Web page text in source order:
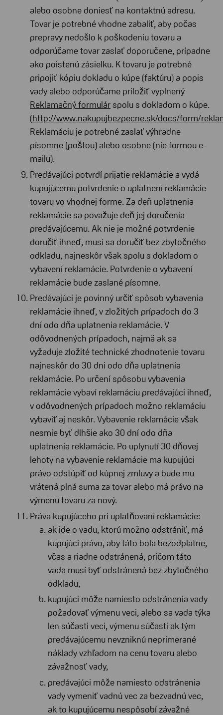
alebo osobne doniesť na kontaktnú adresu.
Tovar je potrebné vhodne zabaliť, aby počas
prepravy nedošlo k poškodeniu tovaru a
odporúčame tovar zaslať doporučene, prípadne
ako poistenú zásielku. K tovaru je potrebné
pripojiť kópiu dokladu o kúpe (faktúru) a popis
vady alebo odporúčame priložiť vyplnený
Reklamačný formulár spolu s dokladom o kúpe.
(http://www.nakupujbezpecne.sk/docs/form/
Reklamáciu je potrebné zaslať výhradne
písomne (poštou) alebo osobne (nie formou e-
mailu).
Predávajúci potvrdí prijatie reklamácie a vydá
kupujúcemu potvrdenie o uplatnení reklamácie
tovaru vo vhodnej forme. Za deň uplatnenia
reklamácie sa považuje deň jej doručenia
predávajúcemu. Ak nie je možné potvrdenie
doručiť ihneď, musí sa doručiť bez zbytočného
odkladu, najneskôr však spolu s dokladom o
vybavení reklamácie. Potvrdenie o vybavení
reklamácie bude zaslané písomne.
Predávajúci je povinný určiť spôsob vybavenia
reklamácie ihneď, v zložitých prípadoch do 3
dní odo dňa uplatnenia reklamácie. V
odôvodnených prípadoch, najmä ak sa
vyžaduje zložité technické zhodnotenie tovaru
najneskôr do 30 dni odo dňa uplatnenia
reklamácie. Po určení spôsobu vybavenia
reklamácie vybaví reklamáciu predávajúci ihneď,
v odôvodnených prípadoch možno reklamáciu
vybaviť aj neskôr. Vybavenie reklamácie však
nesmie byť dlhšie ako 30 dní odo dňa
uplatnenia reklamácie. Po uplynutí 30 dňovej
lehoty na vybavenie reklamácie ma kupujúci
právo odstúpiť od kúpnej zmluvy a bude mu
vrátená plná suma za tovar alebo má právo na
výmenu tovaru za nový.
Práva kupujúceho pri uplatňovaní reklamácie:
ak ide o vadu, ktorú možno odstrániť, má
kupujúci právo, aby táto bola bezodplatne,
včas a riadne odstránená, pričom táto
vada musí byť odstránená bez zbytočného
odkladu,
kupujúci môže namiesto odstránenia vady
požadovať výmenu veci, alebo sa vada týka
len súčasti veci, výmenu súčasti ak tým
predávajúcemu nevzniknú neprimerané
náklady vzhľadom na cenu tovaru alebo
závažnosť vady,
predávajúci môže namiesto odstránenia
vady vymeniť vadnú vec za bezvadnú vec,
ak to kupujúcemu nespôsobí závažné